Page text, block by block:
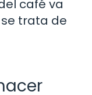
café va
trata de